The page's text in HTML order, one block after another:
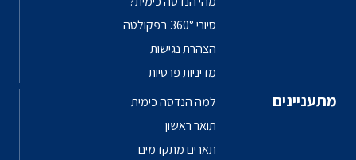
סיורי 360° בפקולטה
הצהרת נגישות
מדיניות פרטיות
מתעניינים
למה הנדסה כימית
תואר ראשון
תארים מתקדמים